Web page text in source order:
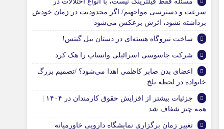
سرعت و دسترسی مواجهیم/ اگر محدودیت در زمان خودش
برداشته نشود، اثرش برعکس می‌شود
ساخت نیروگاه هسته‌ای در دستان بیل گیتس!
شرکت جاسوسی اسرائیلی واتساپ را هک کرد
اعضای بدن صابر کاظمی اهدا می‌شود؟ /تصمیم بزرگ
خانواده در لحظه تلخ
همه چیز شفاف شد
تغییر زمان برگزاری نمایشگاه دارویی خاورمیانه